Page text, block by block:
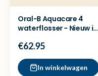
Oral-B Aquacare 4
waterflosser - Nieuw in
€62.95
In winkelwagen